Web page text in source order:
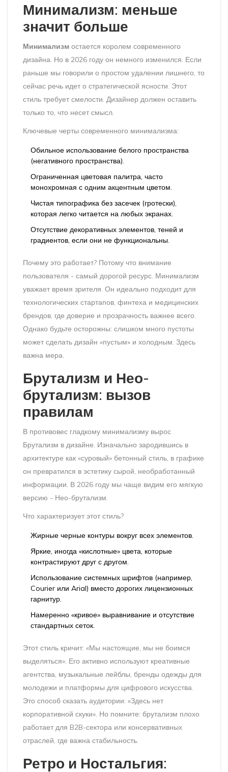
Минимализм: меньше
значит больше
Минимализм остается королем современного
дизайна. Но в 2026 году он немного изменился. Если
раньше мы говорили о простом удалении лишнего, то
сейчас речь идет о стратегической ясности. Этот
стиль требует смелости. Дизайнер должен оставить
только то, что несет смысл.
Ключевые черты современного минимализма:
Обильное использование белого пространства
(негативного пространства).
Ограниченная цветовая палитра, часто
монохромная с одним акцентным цветом.
Чистая типографика без засечек (гротески),
которая легко читается на любых экранах.
Отсутствие декоративных элементов, теней и
градиентов, если они не функциональны.
Почему это работает? Потому что внимание
пользователя - самый дорогой ресурс. Минимализм
уважает время зрителя. Он идеально подходит для
технологических стартапов, финтеха и медицинских
брендов, где доверие и прозрачность важнее всего.
Однако будьте осторожны: слишком много пустоты
может сделать дизайн «пустым» и холодным. Здесь
важна мера.
Брутализм и Нео-
брутализм: вызов
правилам
В противовес гладкому минимализму вырос
Брутализм в дизайне. Изначально зародившись в
архитектуре как «суровый» бетонный стиль, в графике
он превратился в эстетику сырой, необработанный
информации. В 2026 году мы чаще видим его мягкую
версию - Нео-брутализм.
Что характеризует этот стиль?
Жирные черные контуры вокруг всех элементов.
Яркие, иногда «кислотные» цвета, которые
контрастируют друг с другом.
Использование системных шрифтов (например,
Courier или Arial) вместо дорогих лицензионных
гарнитур.
Намеренно «кривое» выравнивание и отсутствие
стандартных сеток.
Этот стиль кричит: «Мы настоящие, мы не боимся
выделяться». Его активно используют креативные
агентства, музыкальные лейблы, бренды одежды для
молодежи и платформы для цифрового искусства.
Это способ сказать аудитории: «Здесь нет
корпоративной скуки». Но помните: брутализм плохо
работает для B2B-сектора или консервативных
отраслей, где важна стабильность.
Ретро и Ностальгия: